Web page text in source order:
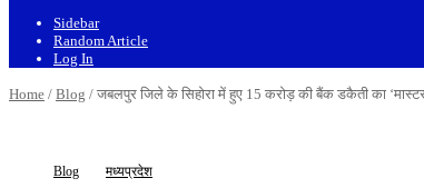
Sidebar
Random Article
Log In
Home / Blog / जबलपुर जिले के सिहोरा में हुए 15 करोड़ की बैंक डकैती का
Blog मध्यप्रदेश